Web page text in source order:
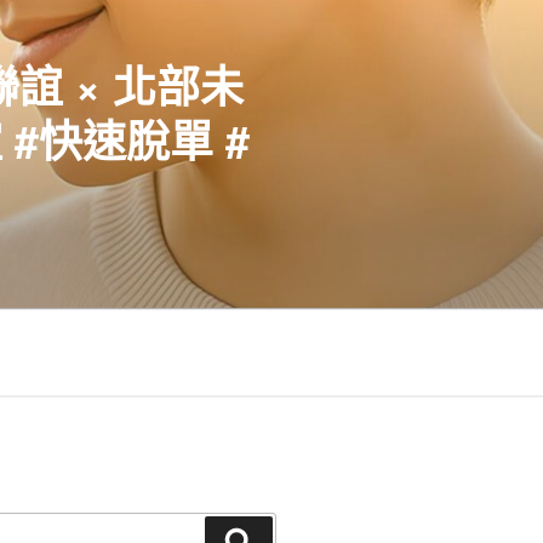
誼 × 北部未
快速脫單 #